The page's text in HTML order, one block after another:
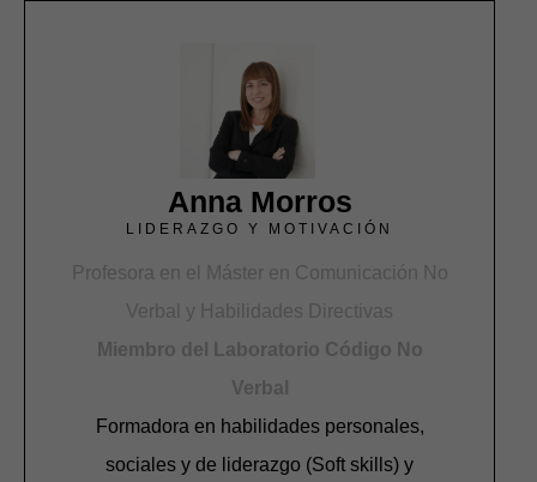
Anna Morros
LIDERAZGO Y MOTIVACIÓN
Profesora en el Máster en Comunicación No
Verbal y Habilidades Directivas
Miembro del Laboratorio Código No
Verbal
Formadora en habilidades personales,
sociales y de liderazgo (Soft skills) y